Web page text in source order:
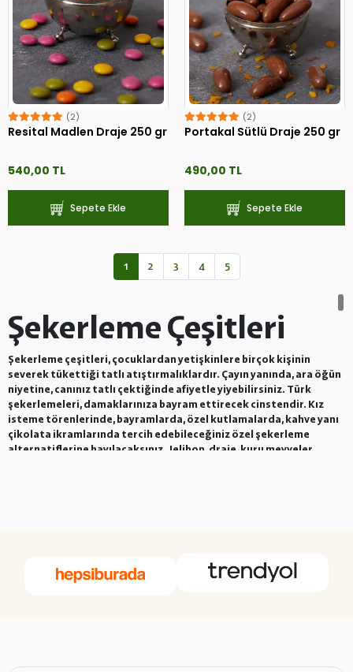
(2)
Resital Madlen Draje 250 gr
540,00 TL
Sepete Ekle
(2)
Portakal Sütlü Draje 250 gr
490,00 TL
Sepete Ekle
1 2 3 4 5
Şekerleme Çeşitleri
Şekerleme çeşitleri, çocuklardan yetişkinlere birçok kişinin
severek tükettiği tatlı atıştırmalıklardır. Çayın yanında, ara öğün
niyetine, canınız tatlı çektiğinde afiyetle yiyebilirsiniz. Türk
şekerlemeleri, damaklarınıza bayram ettirecek cinstendir. Kız
isteme törenlerinde, bayramlarda, özel kutlamalarda, kahve yanı
çikolata ikramlarında tercih edebileceğiniz özel şekerleme
alternatiflerine bayılacaksınız. Jelibon, draje, kuru meyveler,
Şekerlemenin tanımı, şerbet içinde kaynatılarak üzeri şekerle